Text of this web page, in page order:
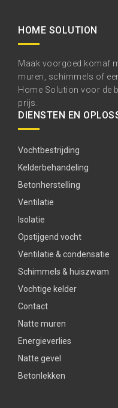
HOME SOLUTION
Maak voorgoed komaf
muren, schimmels of
Home Solution voor de
prijs.
DIENSTEN EN
Vochtbestrijding
Kelderbehandeling
Betonherstelling
Ventilatie
Isolatie
Opstijgend vocht
Ventilatie & condensatie
Schimmels & huiszwam
Vochtige kelder
Contact
Natte muren
Energieverlies
Natte gevel
Betonlekken